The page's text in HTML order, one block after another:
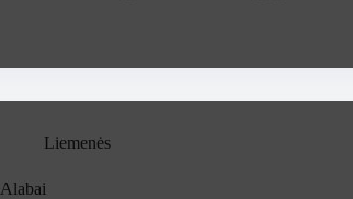
Liemenės
Alabai